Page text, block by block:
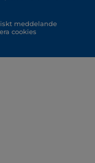
meddelande
cookies